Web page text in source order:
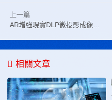
上一篇
AR增強現實DLP微投影成像技術
相關文章